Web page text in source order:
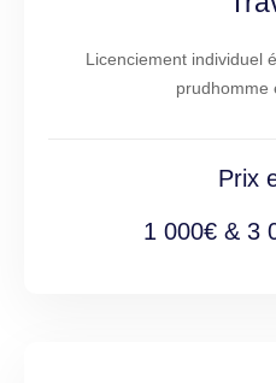
Licenciement individuel
prudhomme
Prix
1 000€ & 3